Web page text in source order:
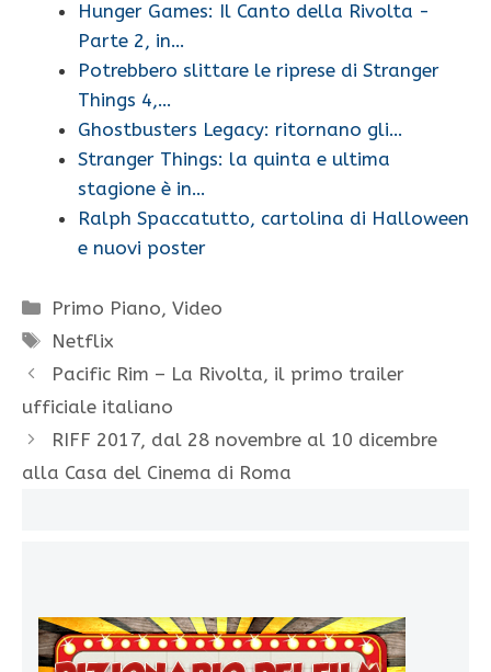
Hunger Games: Il Canto della Rivolta -
Parte 2, in…
Potrebbero slittare le riprese di Stranger
Things 4,…
Ghostbusters Legacy: ritornano gli…
Stranger Things: la quinta e ultima
stagione è in…
Ralph Spaccatutto, cartolina di Halloween
e nuovi poster
Categorie
Primo Piano,Video
Tag
Netflix
Pacific Rim – La Rivolta, il primo trailer
ufficiale italiano
RIFF 2017, dal 28 novembre al 10 dicembre
alla Casa del Cinema di Roma